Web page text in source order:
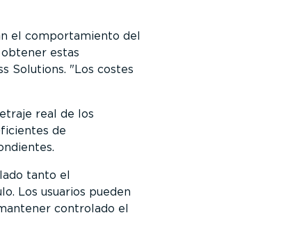
el comportamiento del
estas
Solutions.
Los costes
real de los
de
tanto el
Los usuarios pueden
controlado el